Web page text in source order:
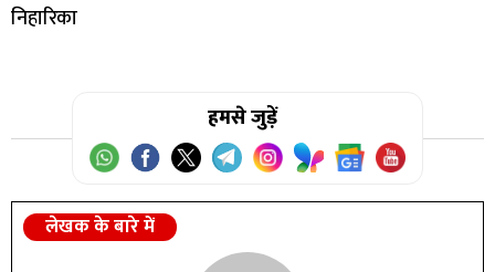
निहारिका
हमसे जुड़ें
लेखक के बारे में